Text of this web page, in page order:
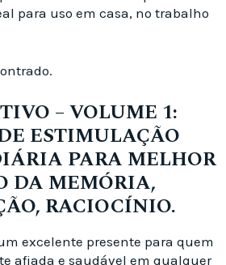
para uso em casa, no trabalho
– VOLUME 1:
ESTIMULAÇÃO
PARA MELHOR
DA MEMÓRIA,
RACIOCÍNIO.
excelente presente para quem
afiada e saudável em qualquer